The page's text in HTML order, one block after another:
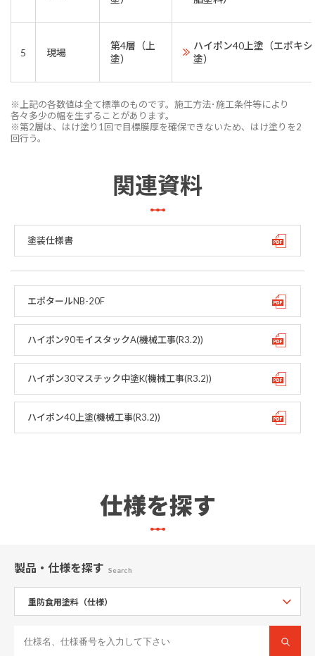
5 現場
第4層（上
塗）
ハイポン40上塗（エポキ
塗）
※上記の各数値は全て標準のものです。施工方法･施工条件等により
各々多少の幅を生ずることがあります。
※第2層は、はけ塗り1回で目標膜厚を確保できないため、はけ塗りを2
回行う。
関連資料
塗装仕様書
エポタールNB-20F
ハイポン90モイスタックA(機械工事(R3.2))
ハイポン30マスチック中塗K(機械工事(R3.2))
ハイポン40上塗(機械工事(R3.2))
仕様を探す
製品・仕様を探す Search